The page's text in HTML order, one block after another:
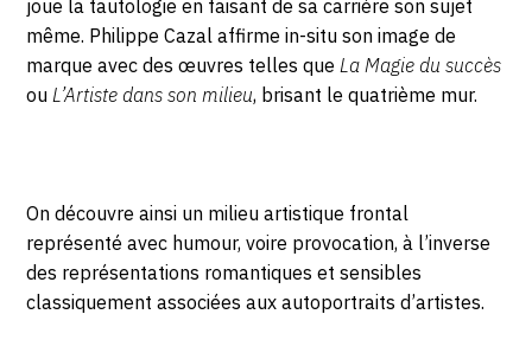
joue la tautologie en faisant de sa carrière son sujet
même. Philippe Cazal affirme in-situ son image de
marque avec des œuvres telles que La Magie du succès
ou L’Artiste dans son milieu, brisant le quatrième mur.
On découvre ainsi un milieu artistique frontal
représenté avec humour, voire provocation, à l’inverse
des représentations romantiques et sensibles
classiquement associées aux autoportraits d’artistes.